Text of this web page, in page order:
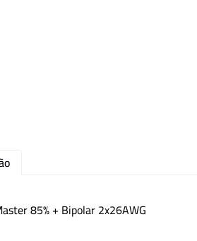
85% + Bipolar 2x26AWG